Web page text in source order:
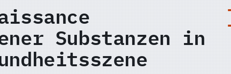
Substanzen in